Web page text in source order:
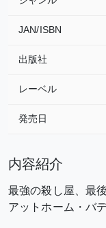
JAN/ISBN
出版社
レーベル
発売日
内容紹介
最強の殺し屋、最
アットホーム・バ